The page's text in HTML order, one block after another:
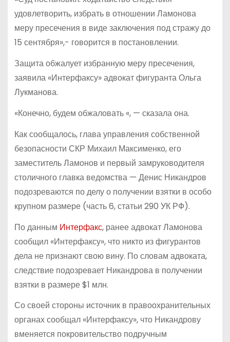
удовлетворить, избрать в отношении Ламонова
меру пресечения в виде заключения под стражу до
15 сентября»,- говорится в постановлении.
Защита обжалует избранную меру пресечения,
заявила «Интерфаксу» адвокат фигуранта Ольга
Лукманова.
«Конечно, будем обжаловать «, — сказала она.
Как сообщалось, глава управления собственной
безопасности СКР Михаил Максименко, его
заместитель Ламонов и первый замруководителя
столичного главка ведомства — Денис Никандров
подозреваются по делу о получении взятки в особо
крупном размере (часть 6, статьи 290 УК РФ).
По данным Интерфакс, ранее адвокат Ламонова
сообщил «Интерфаксу», что никто из фигурантов
дела не признают свою вину. По словам адвоката,
следствие подозревает Никандрова в получении
взятки в размере $1 млн.
Со своей стороны источник в правоохранительных
органах сообщал «Интерфаксу», что Никандрову
вменяется покровительство подручным